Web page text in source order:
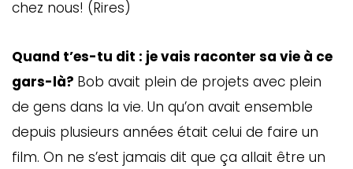
chez nous! (Rires)
Quand t’es-tu dit : je vais raconter sa vie à ce
gars-là? Bob avait plein de projets avec plein
de gens dans la vie. Un qu’on avait ensemble
depuis plusieurs années était celui de faire un
film. On ne s’est jamais dit que ça allait être un